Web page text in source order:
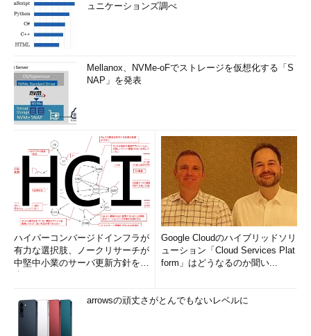
ュニケーションズ調べ
Mellanox、NVMe-oFでストレージを仮想化する「S
NAP」を発表
ハイパーコンバージドインフラが
有力な選択肢、ノークリサーチが
中堅中小業のサーバ更新方針を調
Google Cloudのハイブリッドソリ
ューション「Cloud Services Plat
form」はどうなるのか聞い...
arrowsの頑丈さがとんでもないレベルに